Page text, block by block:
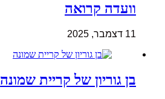
וועדה קרואה
11 דצמבר, 2025
בן גוריון של קריית שמונה